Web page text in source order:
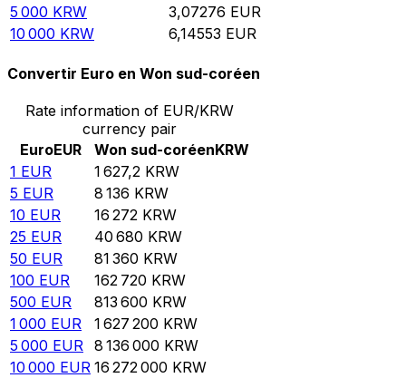
5 000 KRW 3,07276 EUR
10 000 KRW 6,14553 EUR
Convertir Euro en Won sud-coréen
Rate information of EUR/KRW
currency pair
EuroEUR Won sud-coréenKRW
1 EUR 1 627,2 KRW
5 EUR 8 136 KRW
10 EUR 16 272 KRW
25 EUR 40 680 KRW
50 EUR 81 360 KRW
100 EUR 162 720 KRW
500 EUR 813 600 KRW
1 000 EUR 1 627 200 KRW
5 000 EUR 8 136 000 KRW
10 000 EUR 16 272 000 KRW